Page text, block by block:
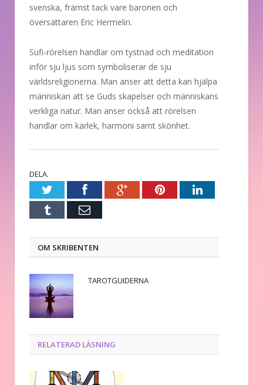
svenska, främst tack vare baronen och
översättaren Eric Hermelin.
Sufi-rörelsen handlar om tystnad och meditation
inför sju ljus som symboliserar de sju
världsreligionerna. Man anser att detta kan hjälpa
människan att se Guds skapelser och människans
verkliga natur. Man anser också att rörelsen
handlar om kärlek, harmoni samt skönhet.
DELA.
TwitterFacebookGoogle+PinterestLinkedIn
Tumblr E-
OM SKRIBENTEN
TAROTGUIDERNA
RELATERAD LÄSNING